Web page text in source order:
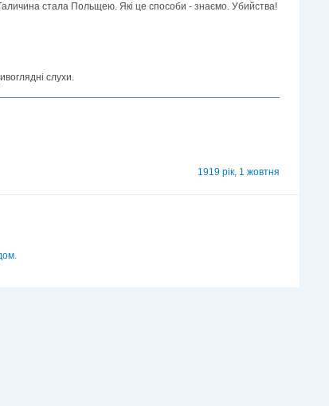
стала Польщею. Які це способи - знаємо. Убийства!
слухи.
1919 рік, 1 жовтня